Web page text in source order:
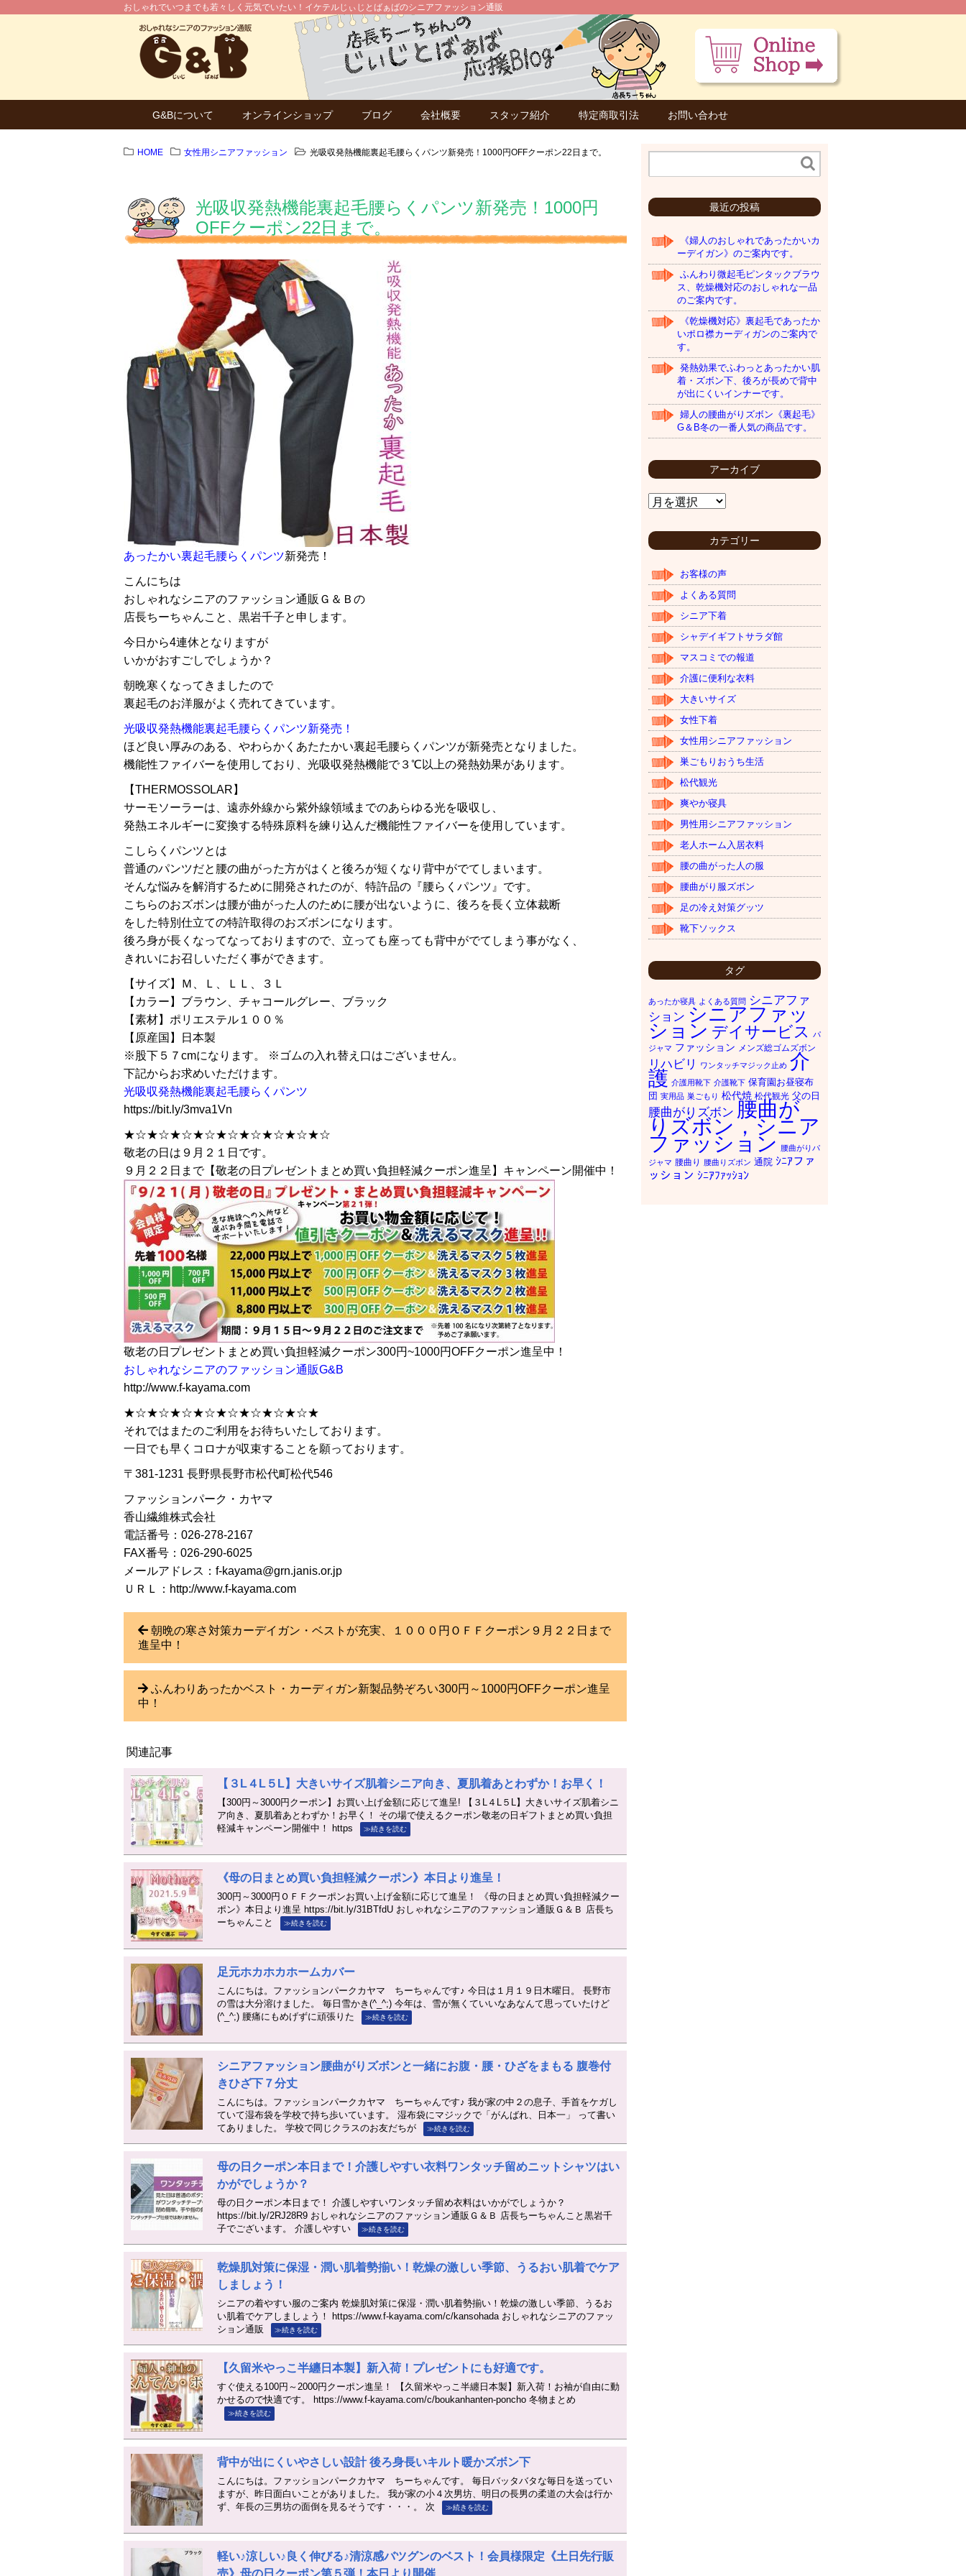
おしゃれでいつまでも若々しく元気でいたい！イケテルじぃじとばぁばのシニアファッション通販
G&Bについて オンラインショップ ブログ 会社概要 スタッフ紹介 特定商取引法 お問い合わせ
HOME 女性用シニアファッション 光吸収発熱機能裏起毛腰らくパンツ新発売！1000円OFFクーポン22日まで。
光吸収発熱機能裏起毛腰らくパンツ新発売！1000円
OFFクーポン22日まで。
あったかい裏起毛腰らくパンツ新発売！
こんにちは
おしゃれなシニアのファッション通販Ｇ＆Ｂの
店長ちーちゃんこと、黒岩千子と申します。
今日から4連休となりますが
いかがおすごしでしょうか？
朝晩寒くなってきましたので
裏起毛のお洋服がよく売れてきています。
光吸収発熱機能裏起毛腰らくパンツ新発売！
ほど良い厚みのある、やわらかくあたたかい裏起毛腰らくパンツが新発売となりました。
機能性ファイバーを使用しており、光吸収発熱機能で３℃以上の発熱効果があります。
【THERMOSSOLAR】
サーモソーラーは、遠赤外線から紫外線領域までのあらゆる光を吸収し、
発熱エネルギーに変換する特殊原料を練り込んだ機能性ファイバーを使用しています。
こしらくパンツとは
普通のパンツだと腰の曲がった方がはくと後ろが短くなり背中がでてしまいます。
そんな悩みを解消するために開発されたのが、特許品の『腰らくパンツ』です。
こちらのおズボンは腰が曲がった人のために腰が出ないように、後ろを長く立体裁断
をした特別仕立ての特許取得のおズボンになります。
後ろ身が長くなってなっておりますので、立っても座っても背中がでてしまう事がなく、
きれいにお召しいただく事ができます。
【サイズ】Ｍ、Ｌ、ＬＬ、３Ｌ
【カラー】ブラウン、チャコールグレー、ブラック
【素材】ポリエステル１００％
【原産国】日本製
※股下５７cmになります。 ※ゴムの入れ替え口はございません。
下記からお求めいただけます。
光吸収発熱機能裏起毛腰らくパンツ
https://bit.ly/3mva1Vn
★☆★☆★☆★☆★☆★☆★☆★☆★☆
敬老の日は９月２１日です。
９月２２日まで【敬老の日プレゼントまとめ買い負担軽減クーポン進呈】キャンペーン開催中！
敬老の日プレゼントまとめ買い負担軽減クーポン300円~1000円OFFクーポン進呈中！
おしゃれなシニアのファッション通販G&B
http://www.f-kayama.com
★☆★☆★☆★☆★☆★☆★☆★☆★
それではまたのご利用をお待ちいたしております。
一日でも早くコロナが収束することを願っております。
〒381-1231 長野県長野市松代町松代546
ファッションパーク・カヤマ
香山繊維株式会社
電話番号：026-278-2167
FAX番号：026-290-6025
メールアドレス：f-kayama@grn.janis.or.jp
ＵＲＬ：http://www.f-kayama.com
朝晩の寒さ対策カーデイガン・ベストが充実、１０００円ＯＦＦクーポン９月２２日まで
進呈中！
ふんわりあったかベスト・カーディガン新製品勢ぞろい300円～1000円OFFクーポン進呈
中！
関連記事
【３L４L５L】大きいサイズ肌着シニア向き、夏肌着あとわずか！お早く！
【300円～3000円クーポン】お買い上げ金額に応じて進呈! 【３L４L５L】大きいサイズ肌着シニ
ア向き、夏肌着あとわずか！お早く！ その場で使えるクーポン敬老の日ギフトまとめ買い負担
軽減キャンペーン開催中！ https
≫続きを読む
《母の日まとめ買い負担軽減クーポン》本日より進呈！
300円～3000円ＯＦＦクーポンお買い上げ金額に応じて進呈！ 《母の日まとめ買い負担軽減クー
ポン》本日より進呈 https://bit.ly/31BTfdU おしゃれなシニアのファッション通販Ｇ＆Ｂ 店長ち
ーちゃんこと
≫続きを読む
足元ホカホカホームカバー
こんにちは。ファッションパークカヤマ ちーちゃんです♪ 今日は１月１９日木曜日。 長野市
の雪は大分溶けました。 毎日雪かき(^_^;) 今年は、雪が無くていいなあなんて思っていたけど
(^_^;) 腰痛にもめげずに頑張りた
≫続きを読む
シニアファッション腰曲がりズボンと一緒にお腹・腰・ひざをまもる 腹巻付
きひざ下７分丈
こんにちは。ファッションパークカヤマ ちーちゃんです♪ 我が家の中２の息子、手首をケガし
ていて湿布袋を学校で持ち歩いています。 湿布袋にマジックで「がんばれ、日本一」 って書い
てありました。 学校で同じクラスのお友だちが
≫続きを読む
母の日クーポン本日まで！介護しやすい衣料ワンタッチ留めニットシャツはい
かがでしょうか？
母の日クーポン本日まで！ 介護しやすいワンタッチ留め衣料はいかがでしょうか？
https://bit.ly/2RJ28R9 おしゃれなシニアのファッション通販Ｇ＆Ｂ 店長ちーちゃんこと黒岩千
子でございます。 介護しやすい
≫続きを読む
乾燥肌対策に保湿・潤い肌着勢揃い！乾燥の激しい季節、うるおい肌着でケア
しましょう！
シニアの着やすい服のご案内 乾燥肌対策に保湿・潤い肌着勢揃い！乾燥の激しい季節、うるお
い肌着でケアしましょう！ https://www.f-kayama.com/c/kansohada おしゃれなシニアのファッ
ション通販
≫続きを読む
【久留米やっこ半纏日本製】新入荷！プレゼントにも好適です。
すぐ使える100円～2000円クーポン進呈！ 【久留米やっこ半纏日本製】新入荷！お袖が自由に動
かせるので快適です。 https://www.f-kayama.com/c/boukanhanten-poncho 冬物まとめ
≫続きを読む
背中が出にくいやさしい設計 後ろ身長いキルト暖かズボン下
こんにちは。ファッションパークカヤマ ちーちゃんです。 毎日バッタバタな毎日を送ってい
ますが、昨日面白いことがありました。 我が家の小４次男坊、明日の長男の柔道の大会は行か
ず、年長の三男坊の面倒を見るそうです・・・。 次
≫続きを読む
軽い♪涼しい♪良く伸びる♪清涼感バツグンのベスト！会員様限定《土日先行販
売》母の日クーポン第５弾！本日より開催
最近の投稿
《婦人のおしゃれであったかいカ
ーデイガン》のご案内です。
ふんわり微起毛ピンタックブラウ
ス、乾燥機対応のおしゃれな一品
のご案内です。
《乾燥機対応》裏起毛であったか
いポロ襟カーディガンのご案内で
す。
発熱効果でふわっとあったかい肌
着・ズボン下、後ろが長めで背中
が出にくいインナーです。
婦人の腰曲がりズボン《裏起毛》
G＆B冬の一番人気の商品です。
アーカイブ
ア
ー
イ
ブ
カテゴリー
お客様の声
よくある質問
シニア下着
シャデイギフトサラダ館
マスコミでの報道
介護に便利な衣料
大きいサイズ
女性下着
女性用シニアファッション
巣ごもりおうち生活
松代観光
爽やか寝具
男性用シニアファッション
老人ホーム入居衣料
腰の曲がった人の服
腰曲がり服ズボン
足の冷え対策グッツ
靴下ソックス
タグ
あったか寝具 よくある質問 シニアファ
ション シニアファッ
ション デイサービス
パ
ジャマ ファッション メンズ総ゴムズボン
リハビリ ワンタッチマジック止め 介
護 介護用靴下 介護靴下 保育園お昼寝布
団 実用品 巣ごもり 松代焼 松代観光 父の日
腰曲がりズボン 腰曲が
りズボン，シニア
ファッション
腰曲がりパ
ジャマ 腰曲り 腰曲りズボン 通院 ｼﾆｱファ
ッション ｼﾆｱﾌｧｯｼｮﾝ